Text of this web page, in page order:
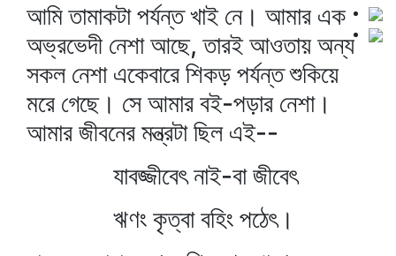
আমি তামাকটা পর্যন্ত খাই নে। আমার এক
অভ্রভেদী নেশা আছে, তারই আওতায় অন্য
সকল নেশা একেবারে শিকড় পর্যন্ত শুকিয়ে
মরে গেছে। সে আমার বই-পড়ার নেশা।
আমার জীবনের মন্ত্রটা ছিল এই--
যাবজ্জীবেৎ নাই-বা জীবেৎ
ঋণং কৃত্বা বহিং পঠেৎ।